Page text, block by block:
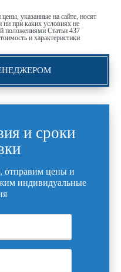
указанные на сайте, носят
при каких условиях не
положениями Статьи 437
и характеристики
и сроки
отправим цены и
индивидуальные